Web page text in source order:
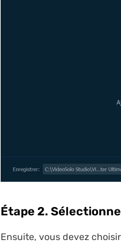
Étape 2.
Ensuite, vous devez